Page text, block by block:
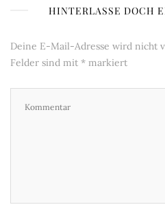
HINTERLASSE DOCH
Deine E-Mail-Adresse wird nicht
Felder sind mit * markiert